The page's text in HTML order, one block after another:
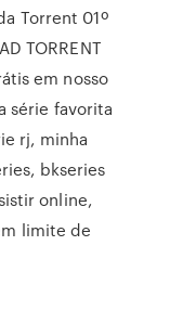
Torrent 01º
TORRENT
em nosso
série favorita
rj, minha
bkseries
online,
limite de